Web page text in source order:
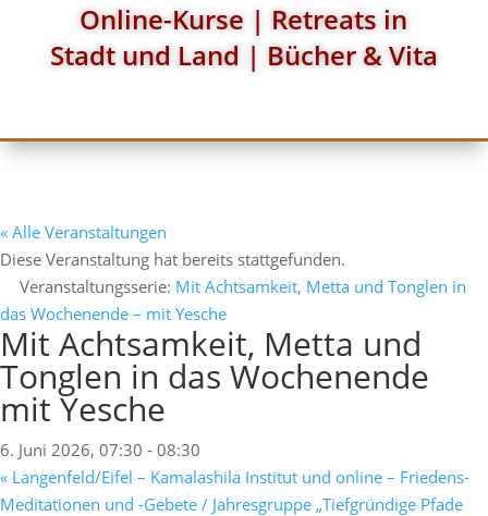
Online-Kurse | Retreats in
Stadt und Land | Bücher & Vita
« Alle Veranstaltungen
Diese Veranstaltung hat bereits stattgefunden.
Veranstaltungsserie: Mit Achtsamkeit, Metta und Tonglen in
das Wochenende – mit Yesche
Mit Achtsamkeit, Metta und
Tonglen in das Wochenende
mit Yesche
6. Juni 2026, 07:30 - 08:30
« Langenfeld/Eifel – Kamalashila Institut und online – Friedens-
Meditationen und -Gebete / Jahresgruppe „Tiefgründige Pfade